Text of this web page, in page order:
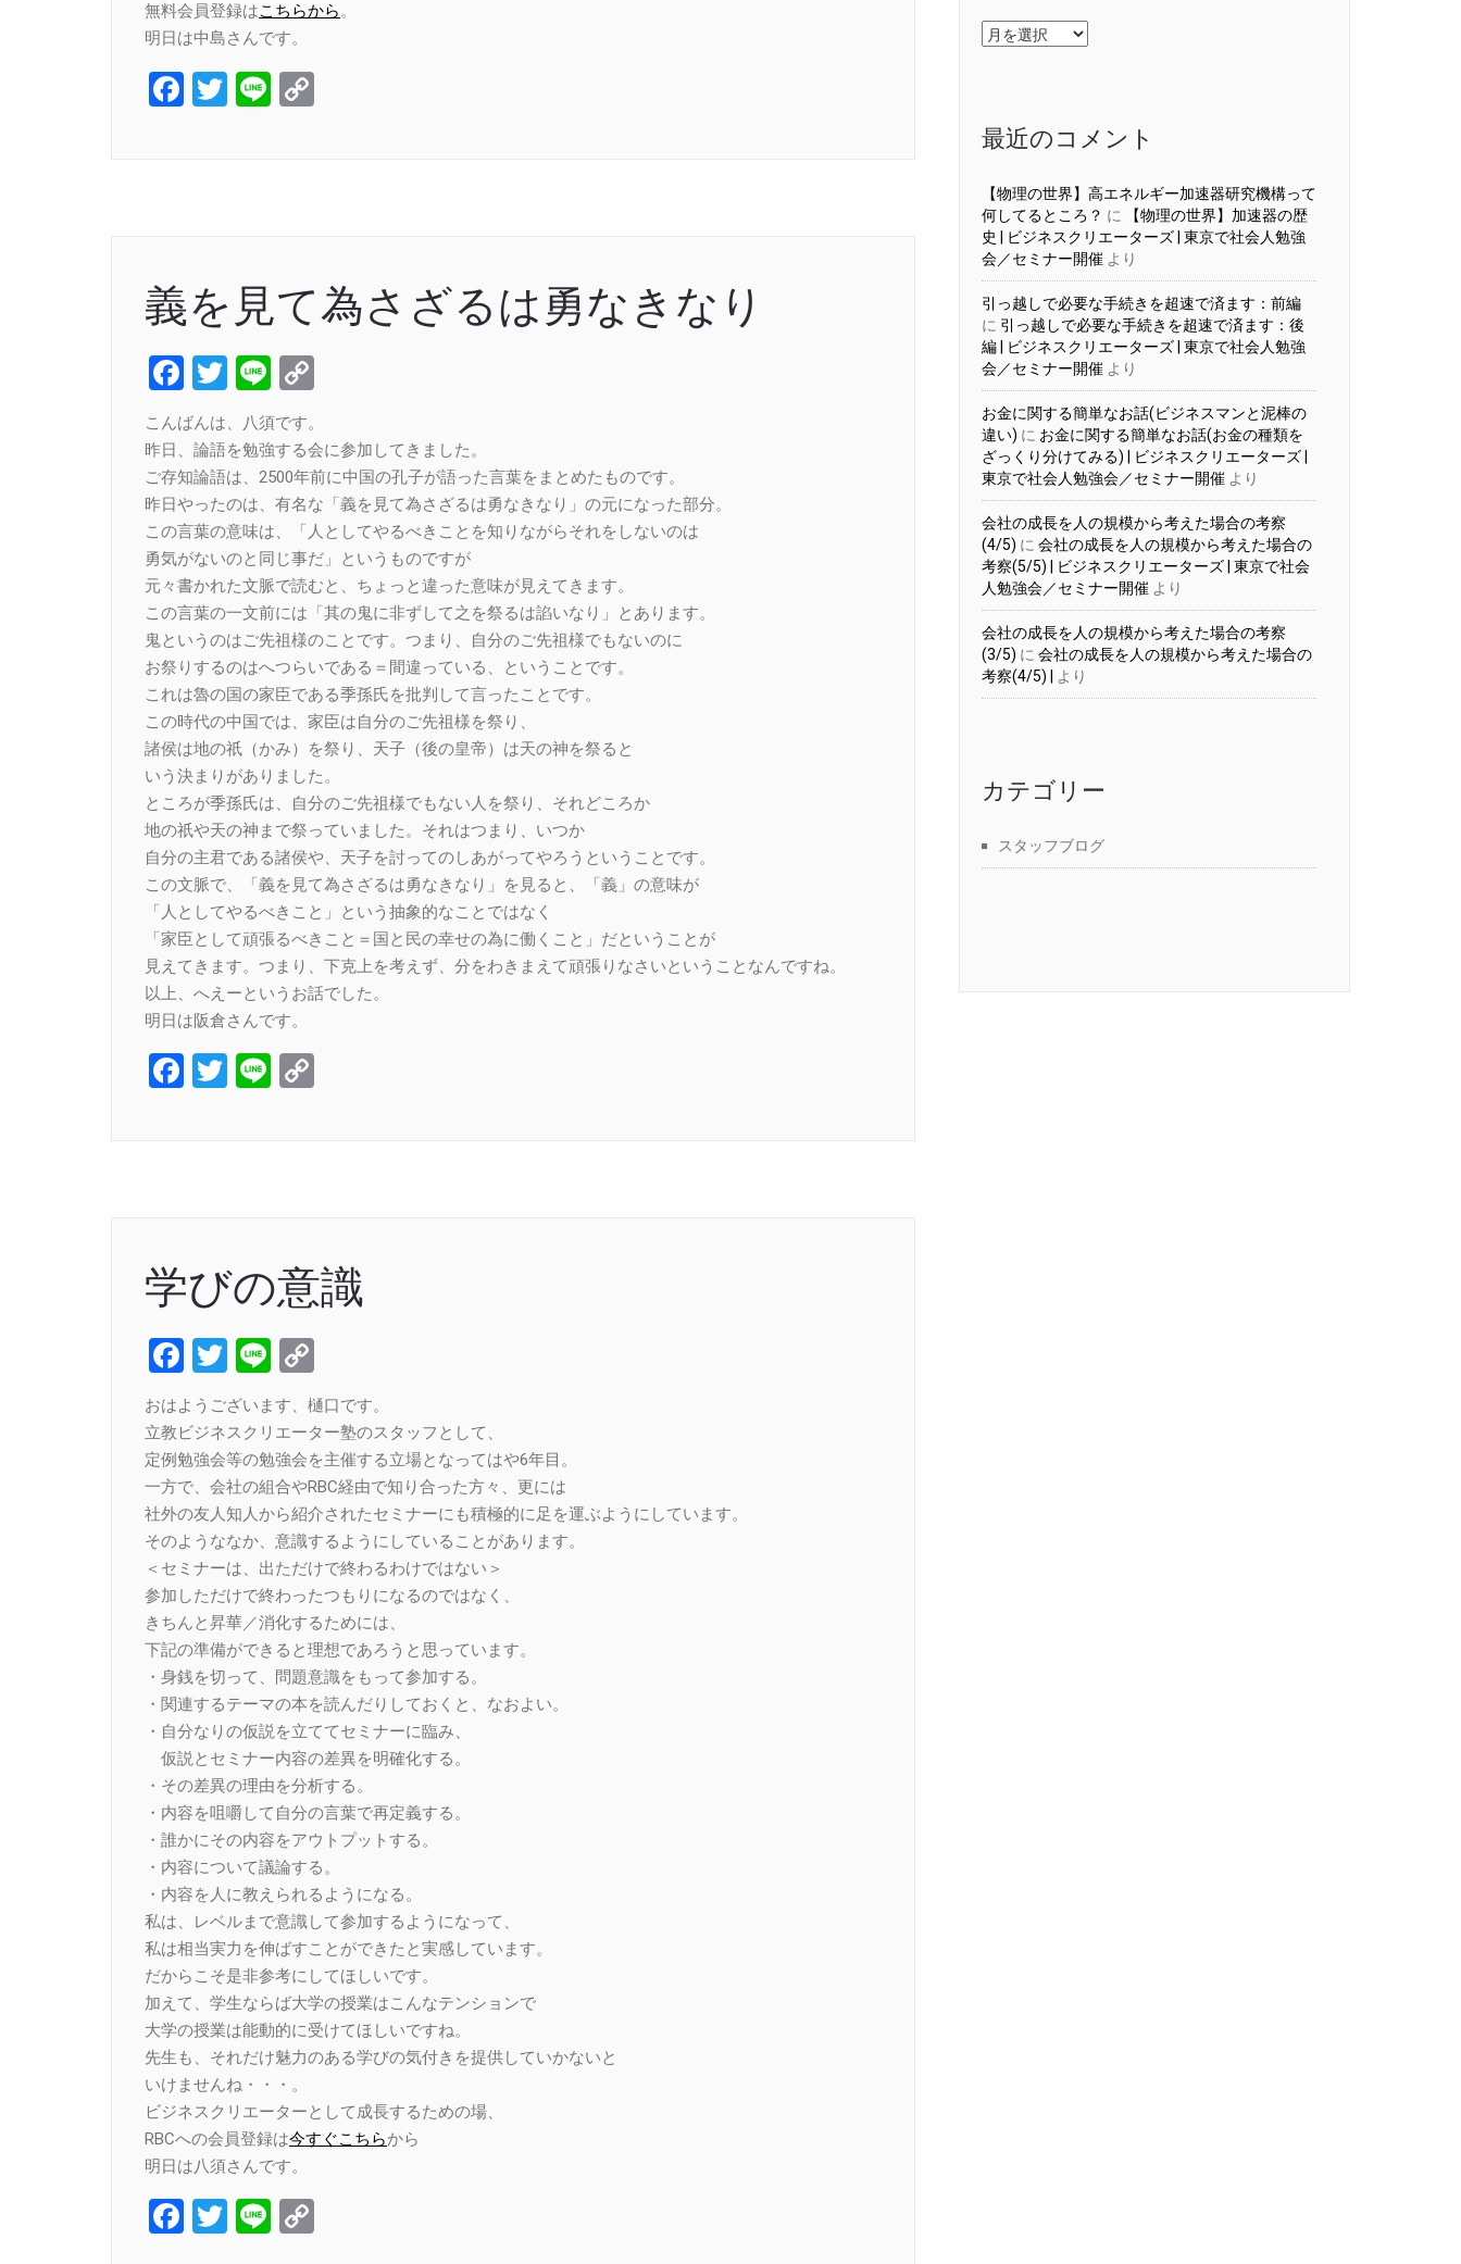
無料会員登録はこちらから。
明日は中島さんです。
Facebook
Twitter
Line
義を見て為さざるは勇なきなり
Facebook
Twitter
Line
こんばんは、八須です。
昨日、論語を勉強する会に参加してきました。
ご存知論語は、2500年前に中国の孔子が語った言葉をまとめたものです。
昨日やったのは、有名な「義を見て為さざるは勇なきなり」の元になった部分。
この言葉の意味は、「人としてやるべきことを知りながらそれをしないのは
勇気がないのと同じ事だ」というものですが
元々書かれた文脈で読むと、ちょっと違った意味が見えてきます。
この言葉の一文前には「其の鬼に非ずして之を祭るは諂いなり」とあります。
鬼というのはご先祖様のことです。つまり、自分のご先祖様でもないのに
お祭りするのはへつらいである＝間違っている、ということです。
これは魯の国の家臣である季孫氏を批判して言ったことです。
この時代の中国では、家臣は自分のご先祖様を祭り、
諸侯は地の祇（かみ）を祭り、天子（後の皇帝）は天の神を祭ると
いう決まりがありました。
ところが季孫氏は、自分のご先祖様でもない人を祭り、それどころか
地の祇や天の神まで祭っていました。それはつまり、いつか
自分の主君である諸侯や、天子を討ってのしあがってやろうということです。
この文脈で、「義を見て為さざるは勇なきなり」を見ると、「義」の意味が
「人としてやるべきこと」という抽象的なことではなく
「家臣として頑張るべきこと＝国と民の幸せの為に働くこと」だということが
見えてきます。つまり、下克上を考えず、分をわきまえて頑張りなさいということなんですね。
以上、へえーというお話でした。
明日は阪倉さんです。
Facebook
Twitter
Line
学びの意識
Facebook
Twitter
Line
Link
おはようございます、樋口です。
立教ビジネスクリエーター塾のスタッフとして、
定例勉強会等の勉強会を主催する立場となってはや6年目。
一方で、会社の組合やRBC経由で知り合った方々、更には
社外の友人知人から紹介されたセミナーにも積極的に足を運ぶようにしています。
そのようななか、意識するようにしていることがあります。
＜セミナーは、出ただけで終わるわけではない＞
参加しただけで終わったつもりになるのではなく、
きちんと昇華／消化するためには、
下記の準備ができると理想であろうと思っています。
・身銭を切って、問題意識をもって参加する。
・関連するテーマの本を読んだりしておくと、なおよい。
・自分なりの仮説を立ててセミナーに臨み、
仮説とセミナー内容の差異を明確化する。
・その差異の理由を分析する。
・内容を咀嚼して自分の言葉で再定義する。
・誰かにその内容をアウトプットする。
・内容について議論する。
・内容を人に教えられるようになる。
私は、レベルまで意識して参加するようになって、
私は相当実力を伸ばすことができたと実感しています。
だからこそ是非参考にしてほしいです。
加えて、学生ならば大学の授業はこんなテンションで
大学の授業は能動的に受けてほしいですね。
先生も、それだけ魅力のある学びの気付きを提供していかないと
いけませんね・・・。
ビジネスクリエーターとして成長するための場、
RBCへの会員登録は今すぐこちらから
明日は八須さんです。
Facebook
Twitter
Line
ア
ー
最近のコメント
【物理の世界】高エネルギー加速器研究機構って
何してるところ？ に
【物理の世界】加速器の歴
史 | ビジネスクリエーターズ | 東京で社会人勉強
会／セミナー開催 より
引っ越しで必要な手続きを超速で済ます：前編
に 引っ越しで必要な手続きを超速で済ます：後
編 | ビジネスクリエーターズ | 東京で社会人勉強
会／セミナー開催 より
お金に関する簡単なお話(ビジネスマンと泥棒の
違い) に お金に関する簡単なお話(お金の種類を
ざっくり分けてみる) | ビジネスクリエーターズ |
東京で社会人勉強会／セミナー開催 より
会社の成長を人の規模から考えた場合の考察
(4/5) に 会社の成長を人の規模から考えた場合の
考察(5/5) | ビジネスクリエーターズ | 東京で社会
人勉強会／セミナー開催 より
会社の成長を人の規模から考えた場合の考察
(3/5) に 会社の成長を人の規模から考えた場合の
考察(4/5) |
より
カテゴリー
スタッフブログ